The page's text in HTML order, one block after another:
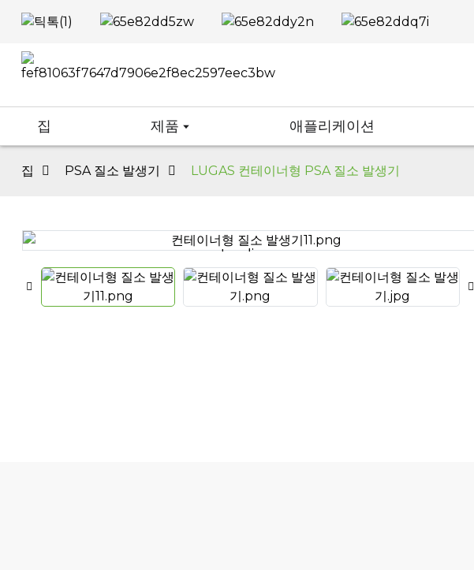
집 제품 애플리케이션
집 PSA 질소 발생기 LUGAS 컨테이너형 PSA 질소 발생기
Loading...
Loading...